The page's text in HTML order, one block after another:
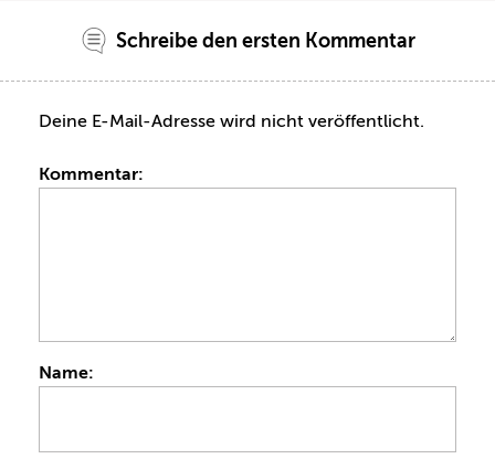
Schreibe den ersten Kommentar
Deine E-Mail-Adresse wird nicht veröffentlicht.
Kommentar:
Name: